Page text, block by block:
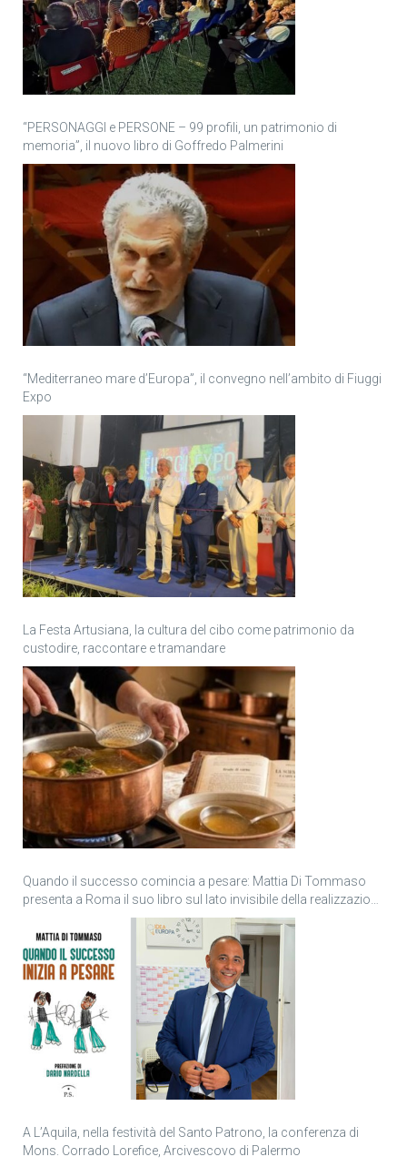
“PERSONAGGI e PERSONE – 99 profili, un patrimonio di
memoria”, il nuovo libro di Goffredo Palmerini
“Mediterraneo mare d’Europa”, il convegno nell’ambito di Fiuggi
Expo
La Festa Artusiana, la cultura del cibo come patrimonio da
custodire, raccontare e tramandare
Quando il successo comincia a pesare: Mattia Di Tommaso
presenta a Roma il suo libro sul lato invisibile della realizzazione
A L’Aquila, nella festività del Santo Patrono, la conferenza di
Mons. Corrado Lorefice, Arcivescovo di Palermo